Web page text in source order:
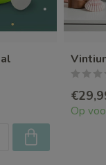
Op